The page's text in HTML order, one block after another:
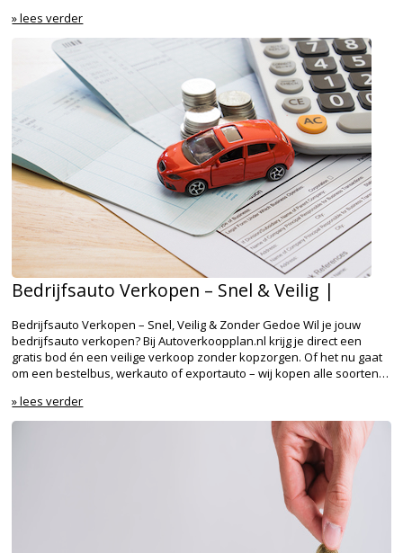
» lees verder
Bedrijfsauto Verkopen – Snel & Veilig |
Bedrijfsauto Verkopen – Snel, Veilig & Zonder Gedoe Wil je jouw
bedrijfsauto verkopen? Bij Autoverkoopplan.nl krijg je direct een
gratis bod én een veilige verkoop zonder kopzorgen. Of het nu gaat
om een bestelbus, werkauto of exportauto – wij kopen alle soorten…
» lees verder